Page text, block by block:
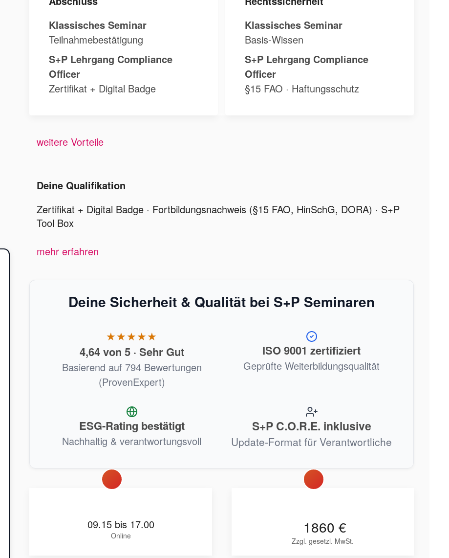
Klassisches Seminar
Teilnahmebestätigung
S+P Lehrgang Compliance
Officer
Zertifikat + Digital Badge
Klassisches Seminar
Basis-Wissen
S+P Lehrgang Compliance
Officer
§15 FAO · Haftungsschutz
weitere Vorteile
Deine Qualifikation
Zertifikat + Digital Badge · Fortbildungsnachweis (§15 FAO, HinSchG, DORA) · S+P
Tool Box
mehr erfahren
Deine Sicherheit & Qualität bei S+P Seminaren
★★★★★
4,64 von 5 · Sehr Gut
Basierend auf 794 Bewertungen
(ProvenExpert)
ISO 9001 zertifiziert
Geprüfte Weiterbildungsqualität
ESG-Rating bestätigt
Nachhaltig & verantwortungsvoll
S+P C.O.R.E. inklusive
Update-Format für Verantwortliche
09.15 bis 17.00
Online 1860 €
Zzgl. gesetzl. MwSt.